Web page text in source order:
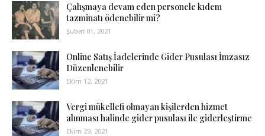
Çalışmaya devam eden personele kıdem
tazminatı ödenebilir mi?
Şubat 01, 2021
Online Satış İadelerinde Gider Pusulası İmzasız
Düzenlenebilir
Ekim 12, 2021
Vergi mükellefi olmayan kişilerden hizmet
alınması halinde gider pusulası ile giderleştirme
Ekim 29, 2021